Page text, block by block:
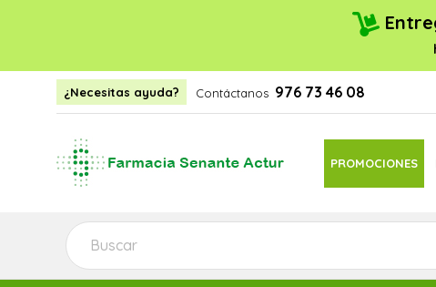
¿Necesitas ayuda? Contáctanos 976 73 46 08
PROMOCIONES